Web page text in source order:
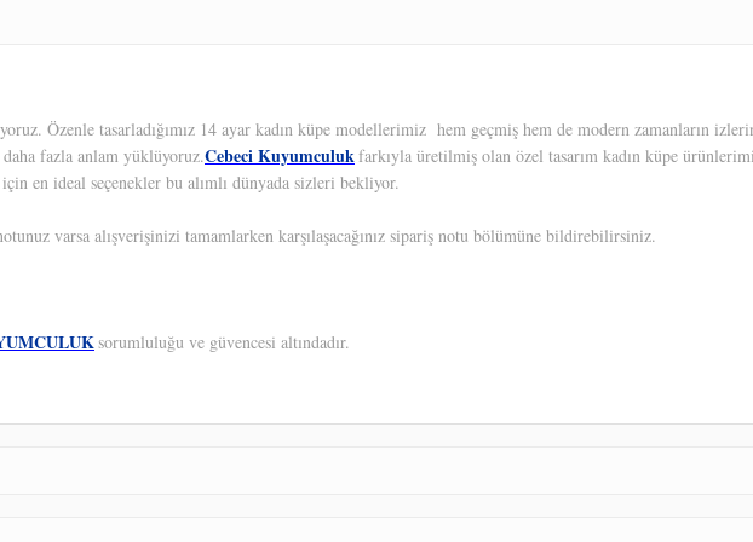
Özenle tasarladığımız 14 ayar kadın küpe modellerimiz hem geçmiş hem de modern zamanların
fazla anlam yüklüyoruz.Cebeci Kuyumculukfarkıyla üretilmiş olan özel tasarım kadın küpe
en ideal seçenekler bu alımlı dünyada sizleri bekliyor.
varsa alışverişinizi tamamlarken karşılaşacağınız sipariş notu bölümüne bildirebilirsiniz.
sorumluluğu ve güvencesi altındadır.